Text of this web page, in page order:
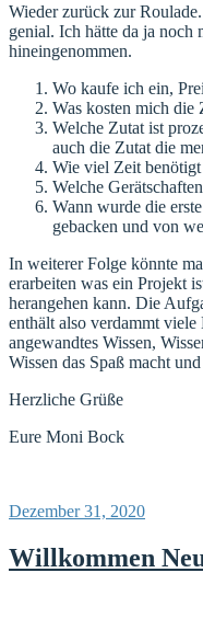
Wieder zurück zur
genial. Ich hätte da ja noch
hineingenommen.
Wo kaufe ich ein,
Was kosten mich die
Welche Zutat ist
auch die Zutat die
Wie viel Zeit
Welche
Wann wurde die
gebacken und von
In weiterer Folge könnte
erarbeiten was ein Projekt
herangehen kann. Die
enthält also verdammt
angewandtes Wissen,
Wissen das Spaß macht
Herzliche Grüße
Eure Moni Bock
Veröffentlicht
Dezember 31, 2020
Willkommen